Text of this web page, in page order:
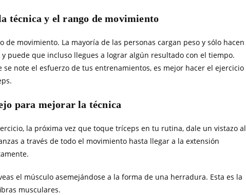
técnica y el rango de movimiento
movimiento. La mayoría de las personas cargan peso y sólo hacen
puede que incluso llegues a lograr algún resultado con el tiempo.
note el esfuerzo de tus entrenamientos, es mejor hacer el ejercicio
para mejorar la técnica
la próxima vez que toque tríceps en tu rutina, dale un vistazo al
a través de todo el movimiento hasta llegar a la extensión
el músculo asemejándose a la forma de una herradura. Esta es la
musculares.